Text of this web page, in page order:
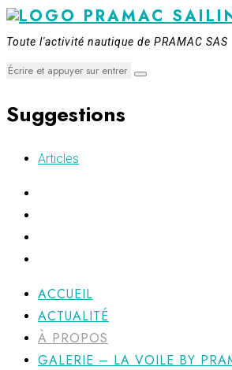
Toute l'activité nautique de PRAMAC SAS
Suggestions
Articles
ACCUEIL
ACTUALITÉ
À PROPOS
GALERIE – LA VOILE BY